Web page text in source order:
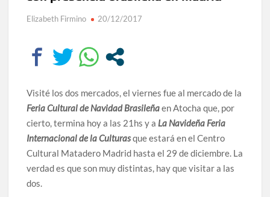
Elizabeth Firmino 20/12/2017
Visité los dos mercados, el viernes fue al mercado de la
Feria Cultural de Navidad Brasileñaen Atocha que, por
cierto, termina hoy a las 21hs y a La Navideña Feria
Internacional de la Culturasque estará en el Centro
Cultural Matadero Madrid hasta el 29 de diciembre. La
verdad es que son muy distintas, hay que visitar a las
dos.